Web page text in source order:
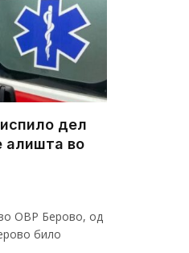
дел
алишта во
ОВР Берово, од
било